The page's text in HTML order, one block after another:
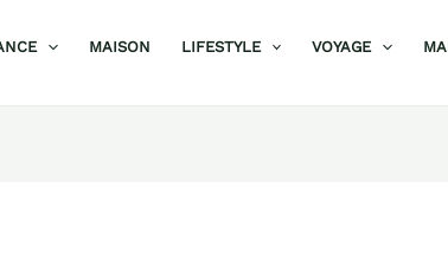
MAISON LIFESTYLE VOYAGE